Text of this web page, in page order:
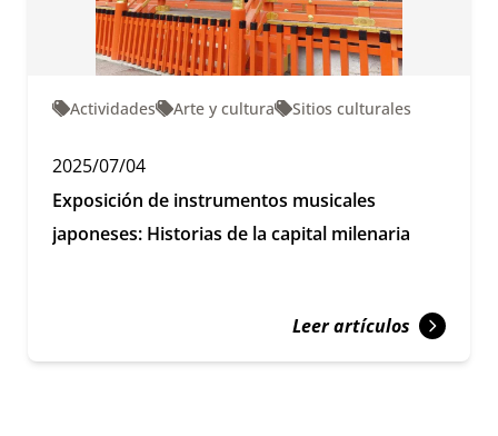
Actividades Arte y cultura Sitios culturales
2025/07/04
Exposición de instrumentos musicales
japoneses: Historias de la capital milenaria
Leer artículos